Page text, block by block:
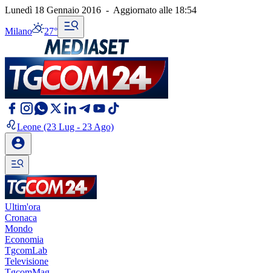
Lunedì 18 Gennaio 2016 - Aggiornato alle 18:54
Milano 27°
Leone (23 Lug - 23 Ago)
Ultim'ora
Cronaca
Mondo
Economia
TgcomLab
Televisione